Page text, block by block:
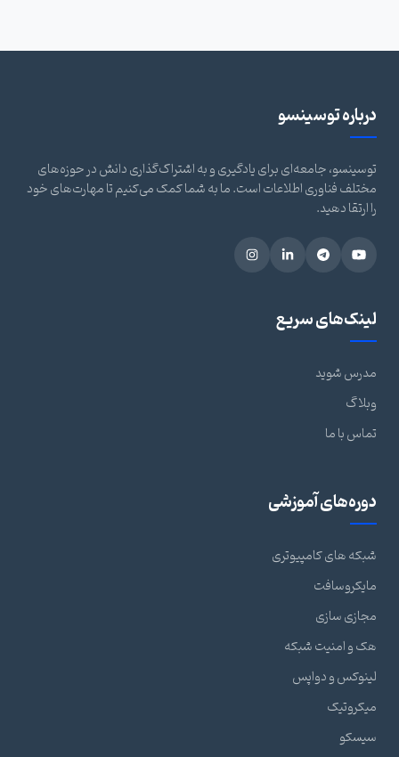
درباره توسینسو
توسینسو، جامعه‌ای برای یادگیری و به اشتراک‌گذاری دانش در حوزه‌های
مختلف فناوری اطلاعات است. ما به شما کمک می‌کنیم تا مهارت‌های خود
را ارتقا دهید.
لینک‌های سریع
مدرس شوید
وبلاگ
تماس با ما
دوره‌های آموزشی
شبکه های کامپیوتری
مایکروسافت
مجازی سازی
هک و امنیت شبکه
لینوکس و دواپس
میکروتیک
سیسکو